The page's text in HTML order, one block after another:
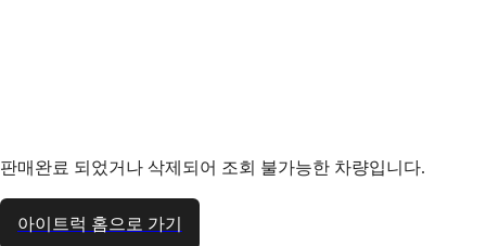
판매완료 되었거나 삭제되어 조회 불가능한 차량입니다.
아이트럭 홈으로 가기